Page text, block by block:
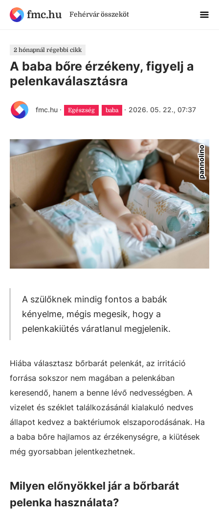
fmc.hu Fehérvár összeköt
2 hónapnál régebbi cikk
A baba bőre érzékeny, figyelj a
pelenkaválasztásra
fmc.hu · Egészség baba · 2026. 05. 22., 07:37
pannolino
A szülőknek mindig fontos a babák
kényelme, mégis megesik, hogy a
pelenkakiütés váratlanul megjelenik.
Hiába választasz bőrbarát pelenkát, az irritáció
forrása sokszor nem magában a pelenkában
keresendő, hanem a benne lévő nedvességben. A
vizelet és széklet találkozásánál kialakuló nedves
állapot kedvez a baktériumok elszaporodásának. Ha
a baba bőre hajlamos az érzékenységre, a kiütések
még gyorsabban jelentkezhetnek.
Milyen előnyökkel jár a bőrbarát
pelenka használata?